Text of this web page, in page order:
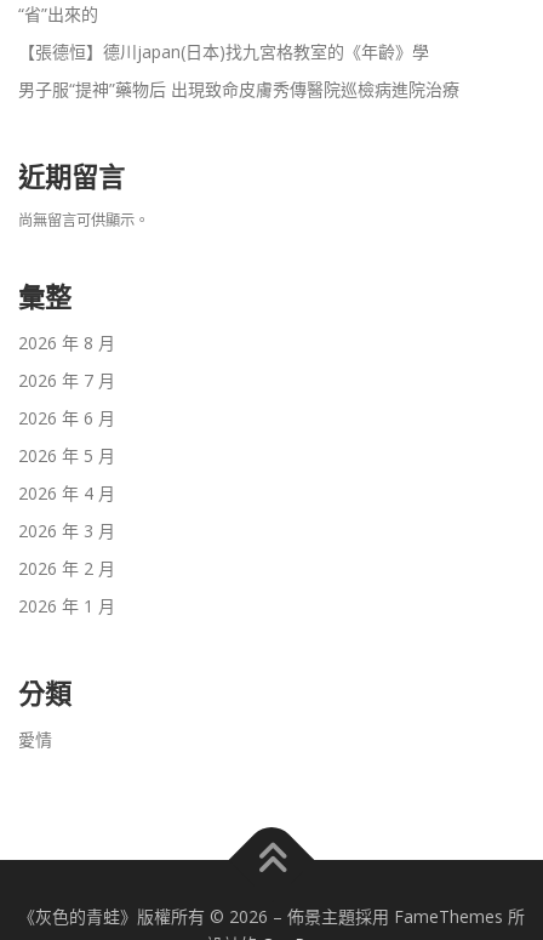
“省”出來的
【張德恒】德川japan(日本)找九宮格教室的《年齡》學
男子服“提神”藥物后 出現致命皮膚秀傳醫院巡檢病進院治療
近期留言
尚無留言可供顯示。
彙整
2026 年 8 月
2026 年 7 月
2026 年 6 月
2026 年 5 月
2026 年 4 月
2026 年 3 月
2026 年 2 月
2026 年 1 月
分類
愛情
《灰色的青蛙》版權所有 © 2026 – 佈景主題採用 FameThemes 所